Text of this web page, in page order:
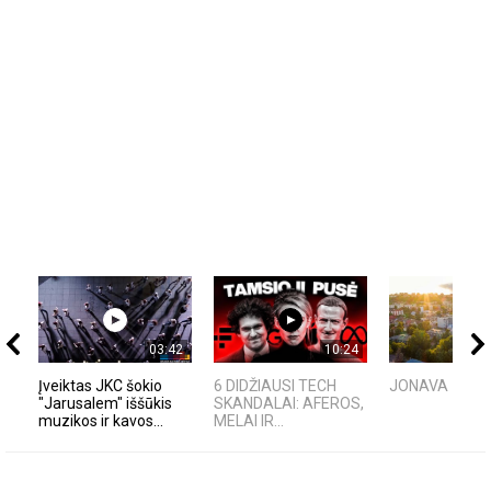
03:42
Įveiktas JKC šokio
"Jarusalem" iššūkis
muzikos ir kavos...
10:24
6 DIDŽIAUSI TECH
SKANDALAI: AFEROS,
MELAI IR...
JONAVA - 270